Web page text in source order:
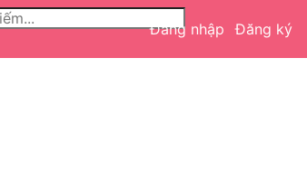
Đăng nhập Đăng ký